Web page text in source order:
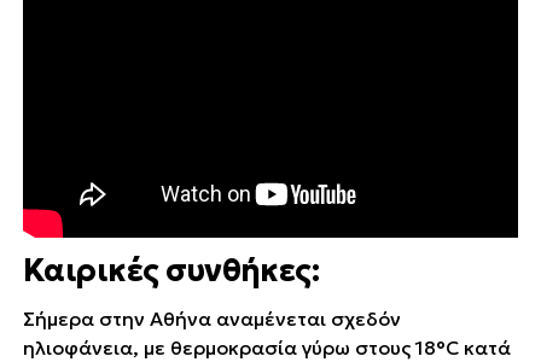
Καιρικές συνθήκες:
Σήμερα στην Αθήνα αναμένεται σχεδόν
ηλιοφάνεια, με θερμοκρασία γύρω στους 18°C κατά